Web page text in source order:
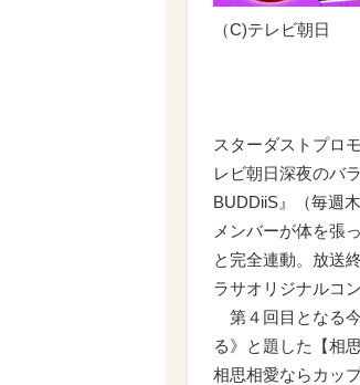
（C)テレビ朝日
スターダストプロ
レビ朝日深夜のバ
BUDDiiS』（毎週
メンバーが体を張
と完全連動。放送
ラサオリジナルコ
第４回目となる
る》と題した【相
相思相愛ならカッ